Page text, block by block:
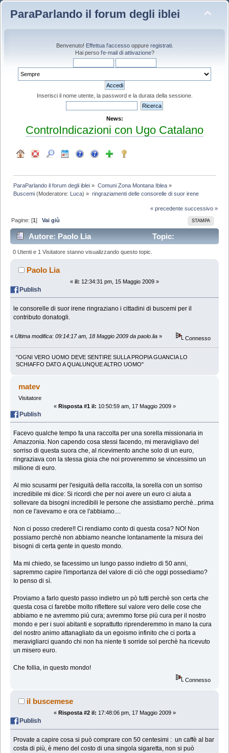
ParaParlando il forum degli iblei
Benvenuto! Effettua l'accessooppure registrati.
Hai perso l'e-mail di attivazione?
Inserisci il nome utente, la password e la durata della sessione.
News:
ControIndicazioni con Ugo Catalano
ParaParlando il forum degli iblei » Comuni Zona Montana Iblea»
Buscemi (Moderatore: Luca) » ringraziamenti delle consorelle di suor irene
« precedente successivo »
STAMPA
Pagine: [1]Vai giù
Autore: Paolo Lia
Topic:
ringraziamenti delle consorelle di suor irene (Letto
142436 volte)
0 Utenti e 1 Visitatore stanno visualizzando questo topic.
Paolo Lia
« il: 12:34:31 pm, 15 Maggio 2009 »
Publish
le consorelle di suor irene ringraziano i cittadini di buscemi per il
contributo donatogli.
« Ultima modifica: 09:14:17 am, 18 Maggio 2009 da paolo.lia » Connesso
"OGNI VERO UOMO DEVE SENTIRE SULLA PROPIA GUANCIA LO
SCHIAFFO DATO A QUALUNQUE ALTRO UOMO"
matev
Visitatore
« Risposta #1 il: 10:50:59 am, 17 Maggio 2009 »
Publish
Facevo qualche tempo fa una raccolta per una sorella missionaria in
Amazzonia. Non capendo cosa stessi facendo, mi meravigliavo del
sorriso di questa suora che, al ricevimento anche solo di un euro,
ringraziava con la stessa gioia che noi proveremmo se vincessimo un
milione di euro.
Al mio scusarmi per l'esiguità della raccolta, la sorella con un sorriso
incredibile mi dice: Si ricordi che per noi avere un euro ci aiuta a
sollevare da bisogni incredibili le persone che assistiamo perchè...prima
non ce l'avevamo e ora ce l'abbiamo....
Non ci posso credere!! Ci rendiamo conto di questa cosa? NO! Non
possiamo perchè non abbiamo neanche lontanamente la misura dei
bisogni di certa gente in questo mondo.
Ma mi chiedo, se facessimo un lungo passo indietro di 50 anni,
sapremmo capire l'importanza del valore di ciò che oggi possediamo?
Io penso di sì.
Proviamo a farlo questo passo indietro un pò tutti perchè son certa che
questa cosa ci farebbe molto riflettere sul valore vero delle cose che
abbiamo e ne avremmo più cura; avremmo forse più cura per il nostro
mondo e per i suoi abitanti e soprattutto riprenderemmo in mano la cura
del nostro animo attanagliato da un egoismo infinito che ci porta a
meravigliarci quando chi non ha niente ti sorride sol perchè ha ricevuto
un misero euro.
Che follia, in questo mondo!
Connesso
il buscemese
« Risposta #2 il: 17:48:06 pm, 17 Maggio 2009 »
Publish
Provate a capire cosa si può comprare con 50 centesimi : un caffè al bar
costa di più, è meno del costo di una singola sigaretta, non si può